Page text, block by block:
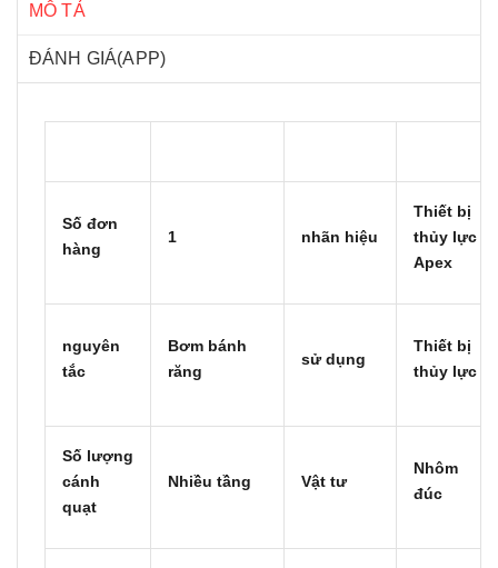
MÔ TẢ
ĐÁNH GIÁ(APP)
Số đơn
hàng
1 nhãn hiệu
Thiết bị
thủy lực
Apex
nguyên
tắc
Bơm bánh
răng
sử dụng
Thiết bị
thủy lực
Số lượng
cánh
quạt
Nhiều tầng Vật tư
Nhôm
đúc